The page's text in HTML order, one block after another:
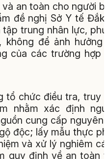
an toàn cho người
đề nghị Sở Y tế Đắk
trung nhân lực,
để ảnh hưởng
của các trường hợp
tổ chức điều tra, truy
nhằm xác định
cung cấp nguyên
độc; lấy mẫu thực
và xử lý nghiêm
quy định về an toàn